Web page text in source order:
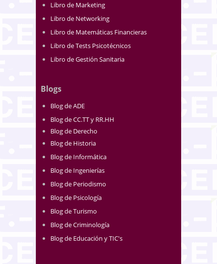
Libro de Marketing
Libro de Networking
Libro de Matemáticas Financieras
Libro de Tests Psicotécnicos
Libro de Gestión Sanitaria
Blogs
Blog de ADE
Blog de CC.TT y RR.HH
Blog de Derecho
Blog de Historia
Blog de Informática
Blog de Ingenierías
Blog de Periodismo
Blog de Psicología
Blog de Turismo
Blog de Criminología
Blog de Educación y TIC's